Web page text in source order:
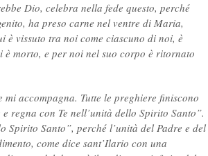
Dio, celebra nella fede questo, perché
ha preso carne nel ventre di Maria,
vissuto tra noi come ciascuno di noi, è
è morto, e per noi nel suo corpo è ritornato
accompagna. Tutte le preghiere finiscono
regna con Te nell’unità dello Spirito Santo”.
Spirito Santo”, perché l’unità del Padre e del
come dice sant’Ilario con una